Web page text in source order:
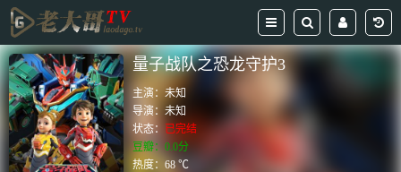
量子战队之恐龙守护3
主演：未知
导演：未知
状态： 已完结
豆瓣：0.0分
热度：68 ℃